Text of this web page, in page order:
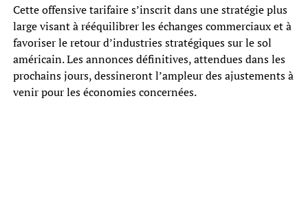
Cette offensive tarifaire s’inscrit dans une stratégie plus
large visant à rééquilibrer les échanges commerciaux et à
favoriser le retour d’industries stratégiques sur le sol
américain. Les annonces définitives, attendues dans les
prochains jours, dessineront l’ampleur des ajustements à
venir pour les économies concernées.